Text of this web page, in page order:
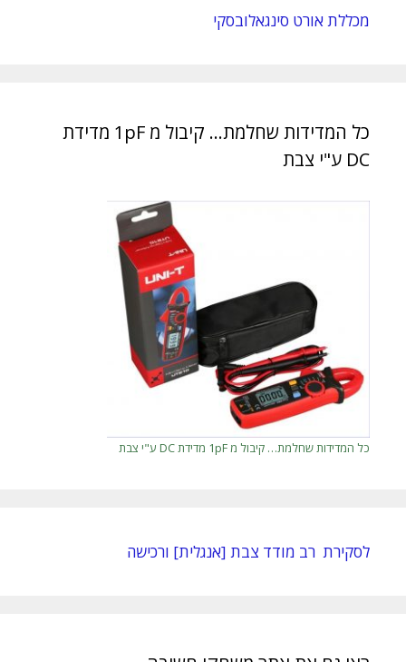
מכללת אורט סינגאלובסקי
כל המדידות שחלמת… קיבול מ 1pF מדידת
DC ע"י צבת
כל המדידות שחלמת… קיבול מ 1pF מדידת DC ע"י צבת
לסקירת רב מודד צבת [אנגלית] ורכישה